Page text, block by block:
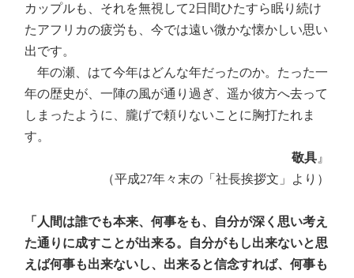
カップルも、それを無視して2日間ひたすら眠り続け
たアフリカの疲労も、今では遠い微かな懐かしい思い
出です。
年の瀬、はて今年はどんな年だったのか。たった一
年の歴史が、一陣の風が通り過ぎ、遥か彼方へ去って
しまったように、朧げで頼りないことに胸打たれま
す。
敬具』
（平成27年々末の「社長挨拶文」より）
「人間は誰でも本来、何事をも、自分が深く思い考え
た通りに成すことが出来る。自分がもし出来ないと思
えば何事も出来ないし、出来ると信念すれば、何事も